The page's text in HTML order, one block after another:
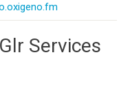
Services